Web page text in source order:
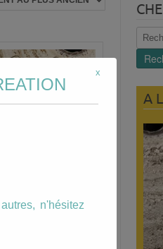
Cuivrées
Simone (1)
pour :
A
n'hésitez
x